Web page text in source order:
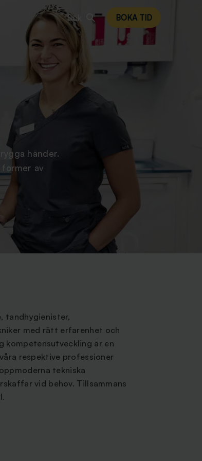
Sök BOKA TID
händer.
av
tandhygienister,
med rätt erfarenhet och
kompetensutveckling är en
respektive professioner
tekniska
vid behov. Tillsammans